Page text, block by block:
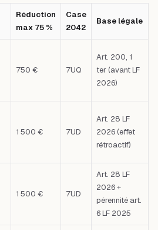
Réduction
max 75 %
Case
2042
Base légale
750 € 7UQ
Art. 200, 1
ter (avant LF
2026)
1 500 € 7UD
Art. 28 LF
2026 (effet
rétroactif)
1 500 € 7UD
Art. 28 LF
2026 +
pérennité art.
6 LF 2025